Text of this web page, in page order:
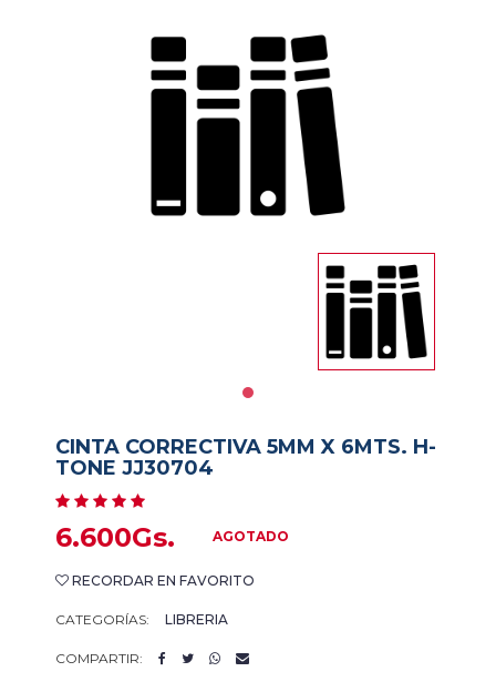
CINTA CORRECTIVA 5MM X 6MTS. H-
TONE JJ30704
6.600Gs. AGOTADO
RECORDAR EN FAVORITO
CATEGORÍAS: LIBRERIA
COMPARTIR: